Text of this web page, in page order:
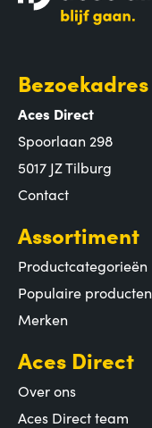
Bezoekadres
Aces Direct
Spoorlaan 298
5017 JZ Tilburg
Contact
Assortiment
Productcategorieën
Populaire producten
Merken
Aces Direct
Over ons
Aces Direct team